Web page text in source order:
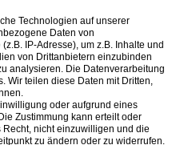
die wir anbieten
gefällig?
Technologien auf unserer
Daten von
IP-Adresse), um z.B. Inhalte und
von Drittanbietern einzubinden
analysieren. Die Datenverarbeitung
Wir teilen diese Daten mit Dritten,
oder aufgrund eines
Zustimmung kann erteilt oder
nicht einzuwilligen und die
zu ändern oder zu widerrufen.